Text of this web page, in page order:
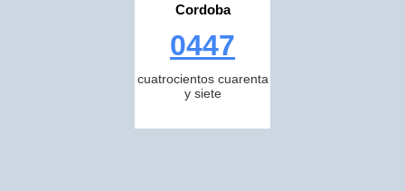
Cordoba
0447
cuatrocientos cuarenta
y siete